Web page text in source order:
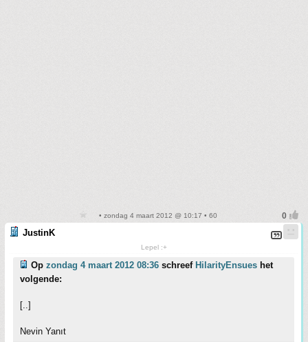
• zondag 4 maart 2012 @ 10:17 • 60
JustinK
Lepel :+
Op zondag 4 maart 2012 08:36 schreef HilarityEnsues het
volgende:
[..]
Nevin Yanıt